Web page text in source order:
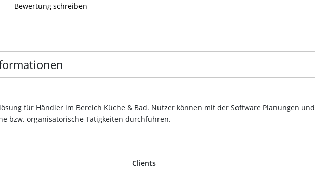
Bewertung schreiben
für Händler im Bereich Küche & Bad. Nutzer können mit der Software Planungen und
bzw. organisatorische Tätigkeiten durchführen.
Clients